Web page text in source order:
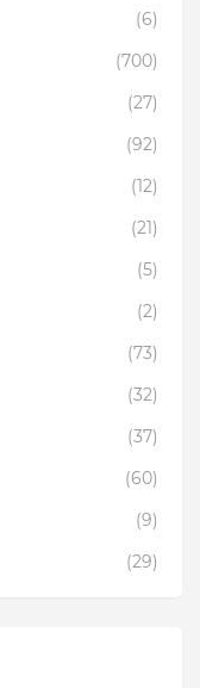
(6)
(700)
(27)
(92)
(12)
(21)
(5)
(2)
(73)
(32)
(37)
(60)
(9)
(29)